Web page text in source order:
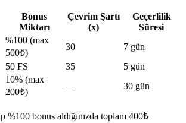
Bonus
Miktarı
Çevrim Şartı
(x)
Geçerlilik
Süresi
%100 (max
500₺)
30
7 gün
50 FS 35
5 gün
10% (max
200₺)
— 30 gün
%100 bonus aldığınızda toplam 400₺